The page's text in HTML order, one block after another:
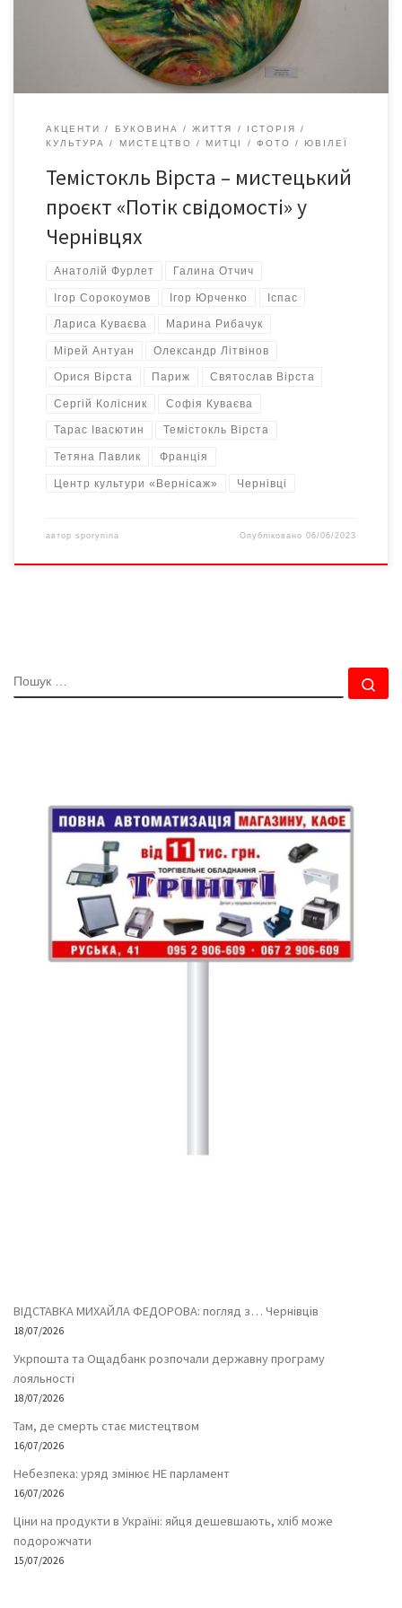
архітектури, видатний особистий внесок у справу
популяризації кращих взірців національної культури в Європі
АКЦЕНТИ БУКОВИНА ЖИТТЯ
ІСТОРІЯ
КУЛЬТУРА
МИСТЕЦТВО МИТЦІ ФОТО ЮВІЛЕЇ
Темістокль Вірста – мистецький
проєкт «Потік свідомості» у
Чернівцях
Анатолій Фурлет Галина Отчич
Ігор Сорокоумов Ігор Юрченко Іспас
Лариса Куваєва Марина Рибачук
Мірей Антуан Олександр Літвінов
Орися Вірста Париж Святослав Вірста
Сергій Колісник Софія Куваєва
Тарас Івасютин Темістокль Вірста
Тетяна Павлик Франція
Центр культури «Вернісаж» Чернівці
автор sporynina Опубліковано06/06/2023
ПОШУК
ВІДСТАВКА МИХАЙЛА ФЕДОРОВА: погляд з… Чернівців
18/07/2026
Укрпошта та Ощадбанк розпочали державну програму
лояльності
18/07/2026
Там, де смерть стає мистецтвом
16/07/2026
Небезпека: уряд змінює НЕ парламент
16/07/2026
Ціни на продукти в Україні: яйця дешевшають, хліб може
подорожчати
15/07/2026